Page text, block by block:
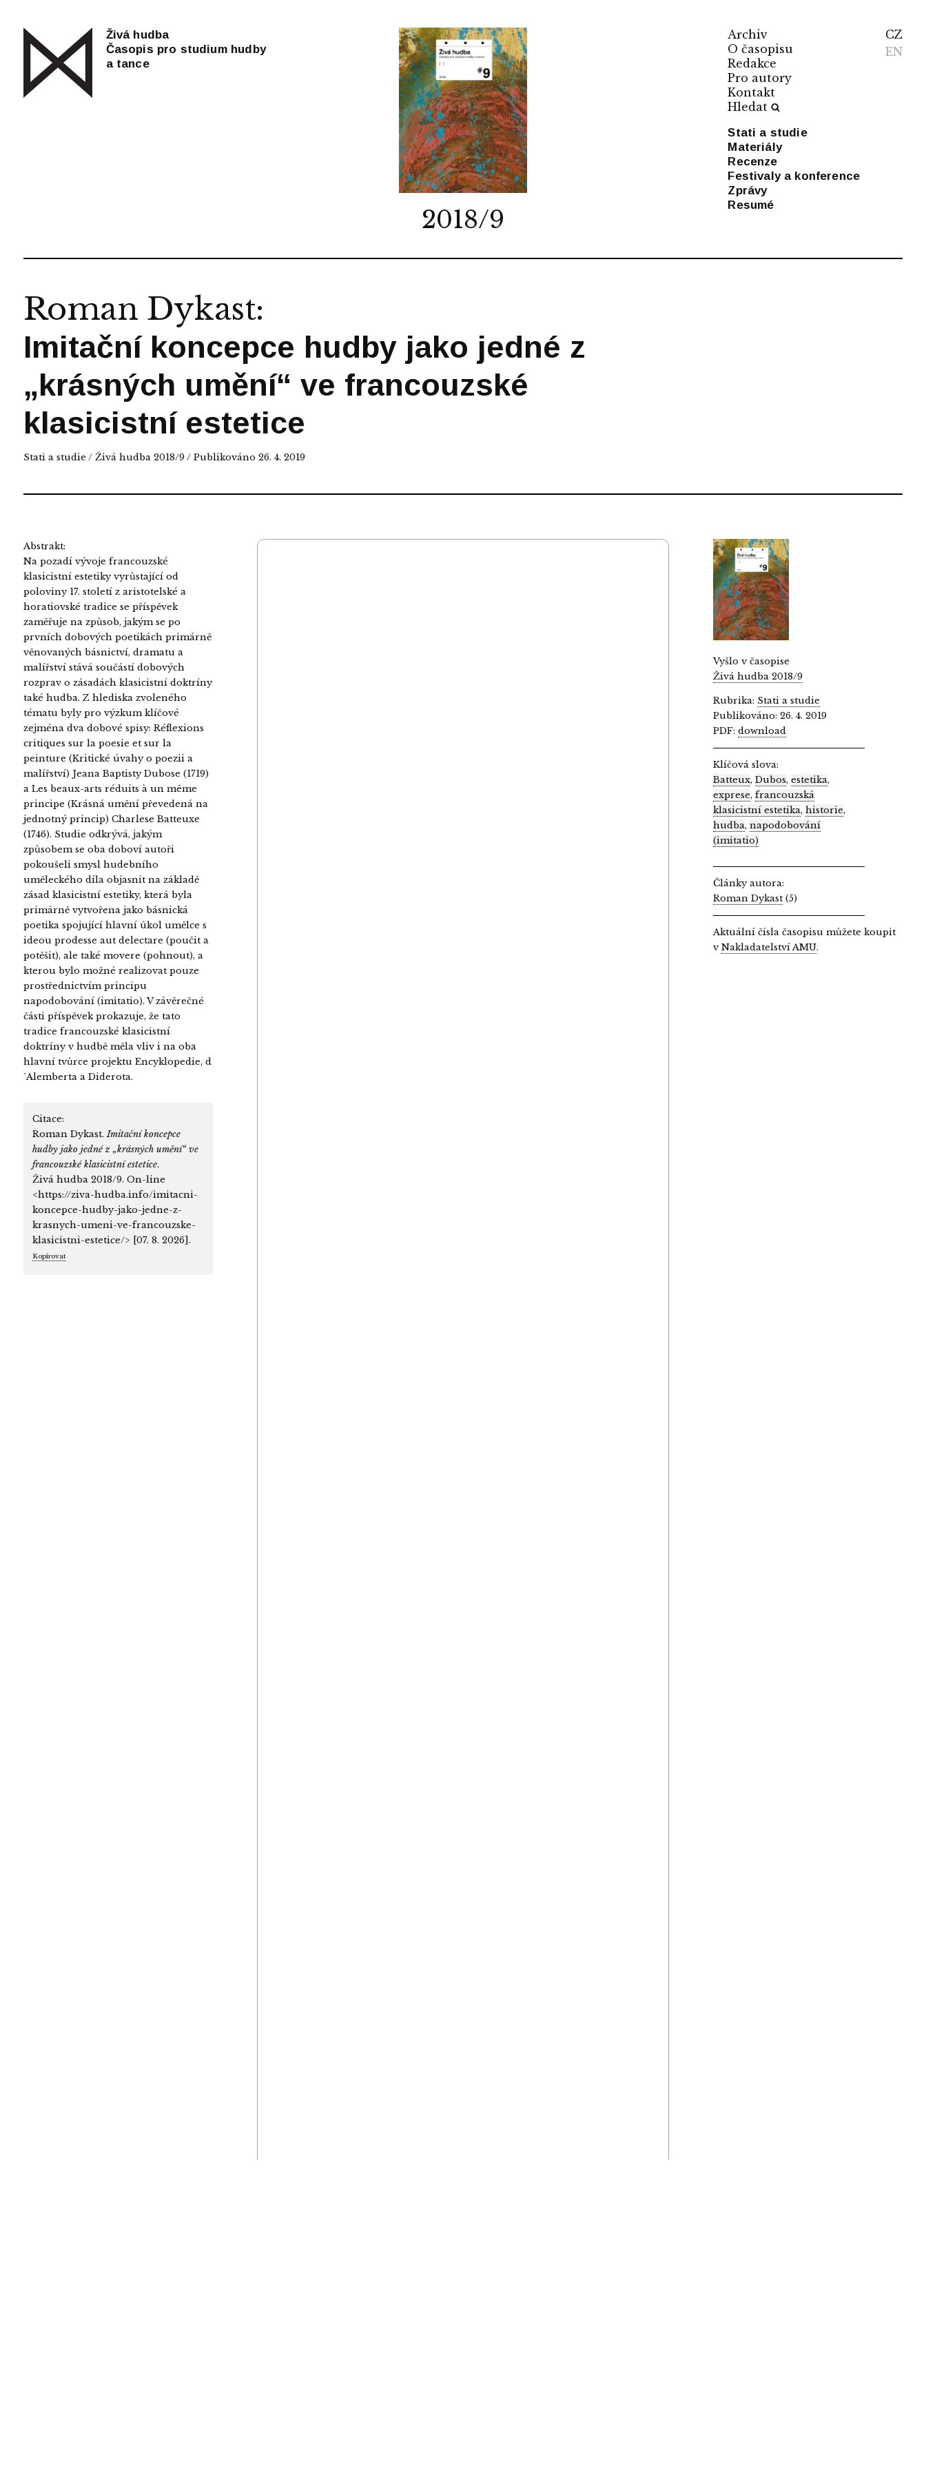
Živá hudba
Časopis pro studium hudby
a tance
2018/9
Archiv
O časopisu
Redakce
Pro autory
Kontakt
Hledat
Stati a studie
Materiály
Recenze
Festivaly a konference
Zprávy
Resumé
CZ
EN
Roman Dykast:
Imitační koncepce hudby jako jedné z
„krásných umění“ ve francouzské
klasicistní estetice
Stati a studie / Živá hudba 2018/9/ Publikováno 26. 4. 2019
Abstrakt:
Na pozadí vývoje francouzské
klasicistní estetiky vyrůstající od
poloviny 17. století z aristotelské a
horatiovské tradice se příspěvek
zaměřuje na způsob, jakým se po
prvních dobových poetikách primárně
věnovaných básnictví, dramatu a
malířství stává součástí dobových
rozprav o zásadách klasicistní doktríny
také hudba. Z hlediska zvoleného
tématu byly pro výzkum klíčové
zejména dva dobové spisy: Réflexions
critiques sur la poesie et sur la
peinture (Kritické úvahy o poezii a
malířství) Jeana Baptisty Dubose (1719)
a Les beaux-arts réduits à un même
principe (Krásná umění převedená na
jednotný princip) Charlese Batteuxe
(1746). Studie odkrývá, jakým
způsobem se oba doboví autoři
pokoušeli smysl hudebního
uměleckého díla objasnit na základě
zásad klasicistní estetiky, která byla
primárně vytvořena jako básnická
poetika spojující hlavní úkol umělce s
ideou prodesse aut delectare (poučit a
potěšit), ale také movere (pohnout), a
kterou bylo možné realizovat pouze
prostřednictvím principu
napodobování (imitatio). V závěrečné
části příspěvek prokazuje, že tato
tradice francouzské klasicistní
doktríny v hudbě měla vliv i na oba
hlavní tvůrce projektu Encyklopedie, d
´Alemberta a Diderota.
Citace:
Roman Dykast.Imitační koncepce
hudby jako jedné z „krásných umění“ ve
francouzské klasicistní estetice.
Živá hudba 2018/9. On-line
<https://ziva-hudba.info/imitacni-
koncepce-hudby-jako-jedne-z-
krasnych-umeni-ve-francouzske-
klasicistni-estetice/> [07. 8. 2026].
Kopírovat
Vyšlo v časopise
Živá hudba 2018/9
Rubrika: Stati a studie
Publikováno: 26. 4. 2019
PDF:download
Klíčová slova:
Batteux,Dubos,estetika,
exprese,francouzská
klasicistní estetika,historie,
hudba,napodobování
(imitatio)
Články autora:
Roman Dykast (5)
Aktuální čísla časopisu můžete koupit
vNakladatelství AMU.